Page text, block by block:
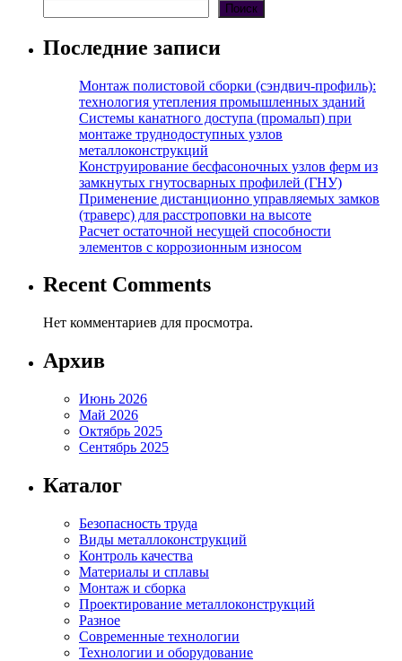
Поиск
Последние записи
Монтаж полистовой сборки (сэндвич-профиль):
технология утепления промышленных зданий
Системы канатного доступа (промальп) при
монтаже труднодоступных узлов
металлоконструкций
Конструирование бесфасоночных узлов ферм из
замкнутых гнутосварных профилей (ГНУ)
Применение дистанционно управляемых замков
(траверс) для расстроповки на высоте
Расчет остаточной несущей способности
элементов с коррозионным износом
Recent Comments
Нет комментариев для просмотра.
Архив
Июнь 2026
Май 2026
Октябрь 2025
Сентябрь 2025
Каталог
Безопасность труда
Виды металлоконструкций
Контроль качества
Материалы и сплавы
Монтаж и сборка
Проектирование металлоконструкций
Разное
Современные технологии
Технологии и оборудование